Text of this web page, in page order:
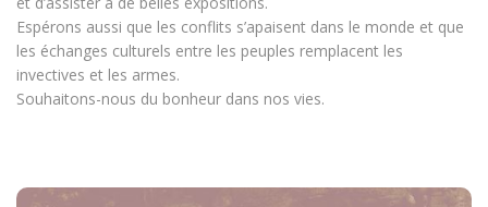
Espérons aussi que les conflits s’apaisent dans le monde et que
les échanges culturels entre les peuples remplacent les
invectives et les armes.
Souhaitons-nous du bonheur dans nos vies.